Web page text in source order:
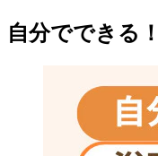
自分でできる